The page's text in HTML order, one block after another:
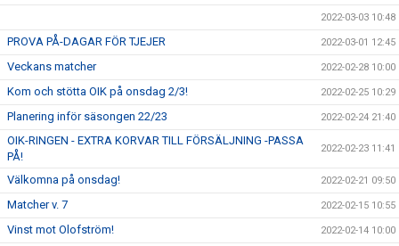
2022-03-03 10:48
PROVA PÅ-DAGAR FÖR TJEJER 2022-03-01 12:45
Veckans matcher 2022-02-28 10:00
Kom och stötta OIK på onsdag 2/3! 2022-02-25 10:29
Planering inför säsongen 22/23 2022-02-24 21:40
OIK-RINGEN - EXTRA KORVAR TILL FÖRSÄLJNING -PASSA
PÅ!
2022-02-23 11:41
Välkomna på onsdag! 2022-02-21 09:50
Matcher v. 7 2022-02-15 10:55
Vinst mot Olofström! 2022-02-14 10:00